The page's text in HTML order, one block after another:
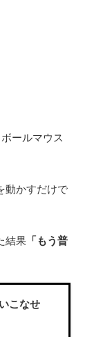
ールマウス
動かすだけで
結果 「もう普
こなせ